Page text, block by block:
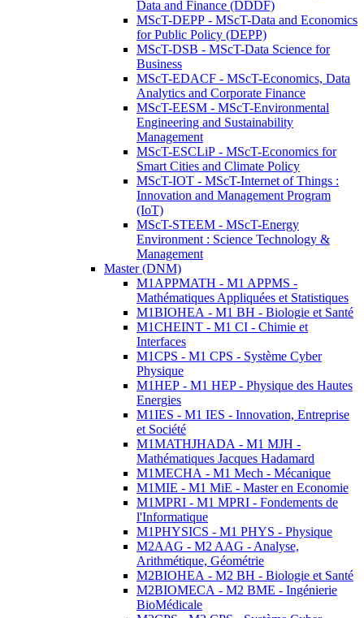
Data and Finance (DDDF)
MScT-DEPP - MScT-Data and Economics
for Public Policy (DEPP)
MScT-DSB - MScT-Data Science for
Business
MScT-EDACF - MScT-Economics, Data
Analytics and Corporate Finance
MScT-EESM - MScT-Environmental
Engineering and Sustainability
Management
MScT-ESCLiP - MScT-Economics for
Smart Cities and Climate Policy
MScT-IOT - MScT-Internet of Things :
Innovation and Management Program
(IoT)
MScT-STEEM - MScT-Energy
Environment : Science Technology &
Management
Master (DNM)
M1APPMATH - M1 APPMS -
Mathématiques Appliquées et Statistiques
M1BIOHEA - M1 BH - Biologie et Santé
M1CHEINT - M1 CI - Chimie et
Interfaces
M1CPS - M1 CPS - Système Cyber
Physique
M1HEP - M1 HEP - Physique des Hautes
Energies
M1IES - M1 IES - Innovation, Entreprise
et Société
M1MATHJHADA - M1 MJH -
Mathématiques Jacques Hadamard
M1MECHA - M1 Mech - Mécanique
M1MIE - M1 MiE - Master en Economie
M1MPRI - M1 MPRI - Fondements de
l'Informatique
M1PHYSICS - M1 PHYS - Physique
M2AAG - M2 AAG - Analyse,
Arithmétique, Géométrie
M2BIOHEA - M2 BH - Biologie et Santé
M2BIOMECA - M2 BME - Ingénierie
BioMédicale